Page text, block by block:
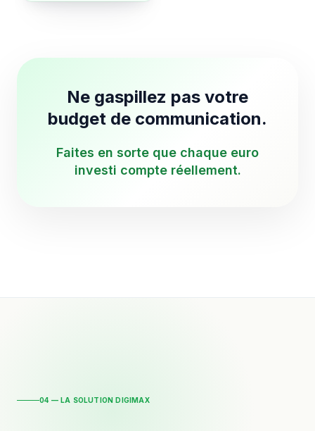
Ne gaspillez pas votre
budget de communication.
Faites en sorte que chaque euro
investi compte réellement.
04 — LA SOLUTION DIGIMAX